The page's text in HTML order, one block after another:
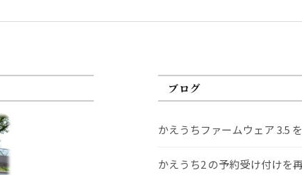
ブログ
かえうちファームウェア 3.5
かえうち2 の予約受け付けを